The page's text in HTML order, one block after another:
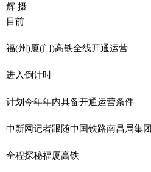
辉 摄
目前
福(州)厦(门)高铁全线开通运营
进入倒计时
计划今年年内具备开通运营条件
中新网记者跟随中国铁路南昌局集
全程探秘福厦高铁